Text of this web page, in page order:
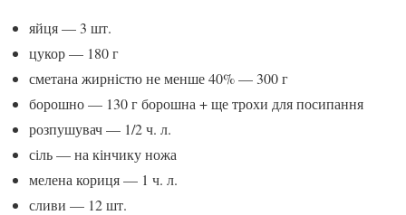
яйця — 3 шт.
цукор — 180 г
сметана жирністю не менше 40% — 300 г
борошно — 130 г борошна + ще трохи для посипання
розпушувач — 1/2 ч. л.
сіль — на кінчику ножа
мелена кориця — 1 ч. л.
сливи — 12 шт.